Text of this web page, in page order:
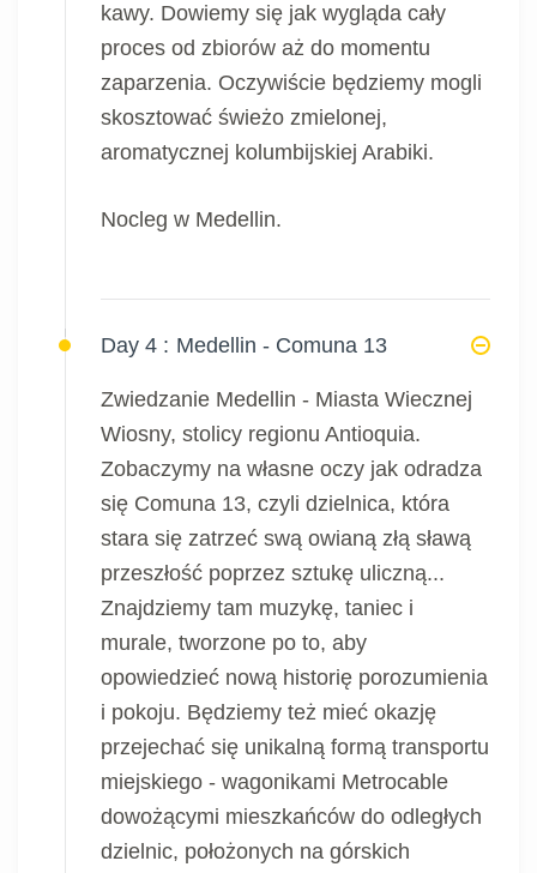
kawy. Dowiemy się jak wygląda cały
proces od zbiorów aż do momentu
zaparzenia. Oczywiście będziemy mogli
skosztować świeżo zmielonej,
aromatycznej kolumbijskiej Arabiki.
Nocleg w Medellin.
Day 4 : Medellin - Comuna 13
Zwiedzanie Medellin - Miasta Wiecznej
Wiosny, stolicy regionu Antioquia.
Zobaczymy na własne oczy jak odradza
się Comuna 13, czyli dzielnica, która
stara się zatrzeć swą owianą złą sławą
przeszłość poprzez sztukę uliczną...
Znajdziemy tam muzykę, taniec i
murale, tworzone po to, aby
opowiedzieć nową historię porozumienia
i pokoju. Będziemy też mieć okazję
przejechać się unikalną formą transportu
miejskiego - wagonikami Metrocable
dowożącymi mieszkańców do odległych
dzielnic, położonych na górskich